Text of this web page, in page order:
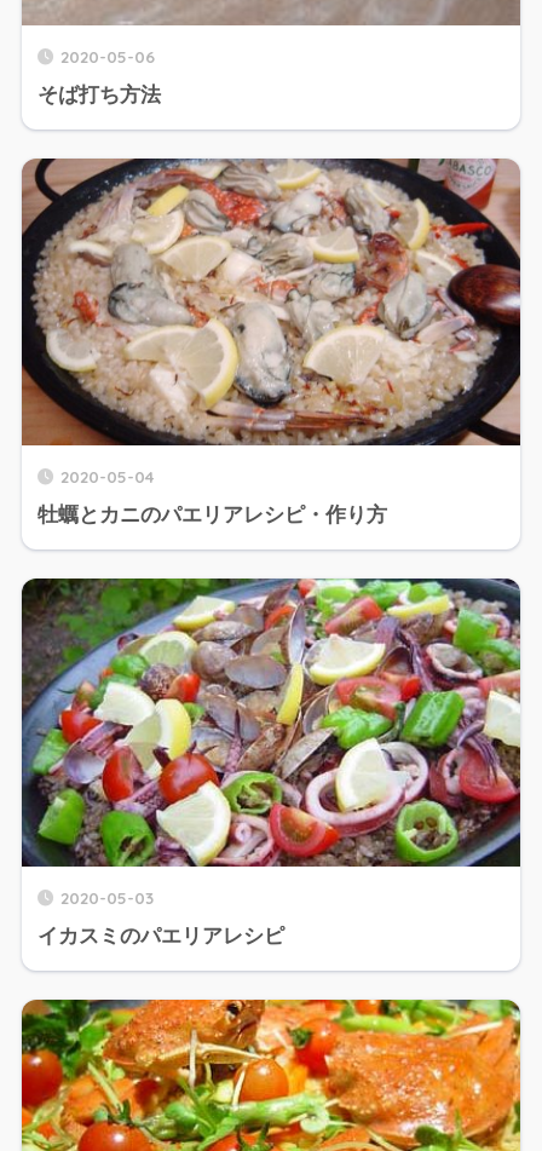
2020-05-06
そば打ち方法
2020-05-04
牡蠣とカニのパエリアレシピ・作り方
2020-05-03
イカスミのパエリアレシピ